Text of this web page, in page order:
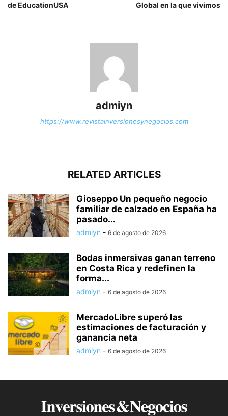
de EducationUSA
Global en la que vivimos
admiyn
https://www.revistainversionesynegocios.com
RELATED ARTICLES
Gioseppo Un pequeño negocio
familiar de calzado en España ha
pasado...
admiyn - 6 de agosto de 2026
Bodas inmersivas ganan terreno
en Costa Rica y redefinen la
forma...
admiyn - 6 de agosto de 2026
MercadoLibre superó las
estimaciones de facturación y
ganancia neta
admiyn - 6 de agosto de 2026